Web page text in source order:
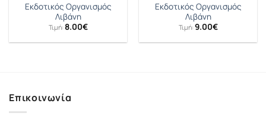
Εκδοτικός Οργανισμός
Λιβάνη
Τιμή: 8.00€
Εκδοτικός Οργανισμός
Λιβάνη
Τιμή: 9.00€
Επικοινωνία